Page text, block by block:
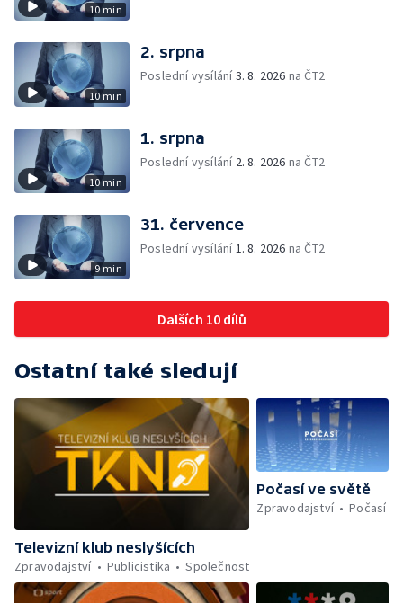
10 min
10 min
2. srpna
Poslední vysílání3. 8. 2026 na ČT2
10 min
1. srpna
Poslední vysílání 2. 8. 2026 na ČT2
9 min
31. července
Poslední vysílání1. 8. 2026 na ČT2
Dalších 10 dílů
Ostatní také sledují
Televizní klub neslyšících
Zpravodajství
Publicistika Společnost
Počasí ve světě
Zpravodajství
Počasí